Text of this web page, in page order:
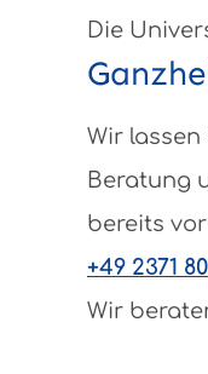
Die
Wir
Beratung
bereits
+49 2371
Wir